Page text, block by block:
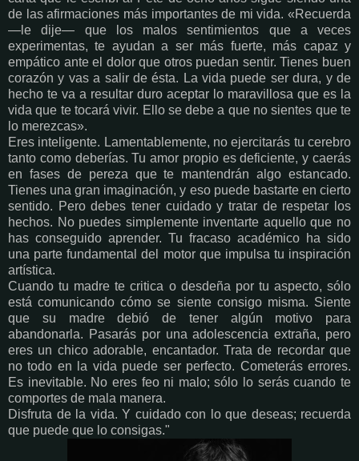
de las afirmaciones más importantes de mi vida. «Recuerda
—le dije— que los malos sentimientos que a veces
experimentas, te ayudan a ser más fuerte, más capaz y
empático ante el dolor que otros puedan sentir. Tienes buen
corazón y vas a salir de ésta. La vida puede ser dura, y de
hecho te va a resultar duro aceptar lo maravillosa que es la
vida que te tocará vivir. Ello se debe a que no sientes que te
lo merezcas».
Eres inteligente. Lamentablemente, no ejercitarás tu cerebro
tanto como deberías. Tu amor propio es deficiente, y caerás
en fases de pereza que te mantendrán algo estancado.
Tienes una gran imaginación, y eso puede bastarte en cierto
sentido. Pero debes tener cuidado y tratar de respetar los
hechos. No puedes simplemente inventarte aquello que no
has conseguido aprender. Tu fracaso académico ha sido
una parte fundamental del motor que impulsa tu inspiración
artística.
Cuando tu madre te critica o desdeña por tu aspecto, sólo
está comunicando cómo se siente consigo misma. Siente
que su madre debió de tener algún motivo para
abandonarla. Pasarás por una adolescencia extraña, pero
eres un chico adorable, encantador. Trata de recordar que
no todo en la vida puede ser perfecto. Cometerás errores.
Es inevitable. No eres feo ni malo; sólo lo serás cuando te
comportes de mala manera.
Disfruta de la vida. Y cuidado con lo que deseas; recuerda
que puede que lo consigas."